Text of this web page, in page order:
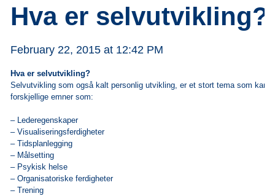
Hva er selvutvikling?
February 22, 2015 at 12:42 PM
Hva er selvutvikling?
Selvutvikling som også kalt personlig utvikling, er et stort tema som kan
forskjellige emner som:
– Lederegenskaper
– Visualiseringsferdigheter
– Tidsplanlegging
– Målsetting
– Psykisk helse
– Organisatoriske ferdigheter
– Trening